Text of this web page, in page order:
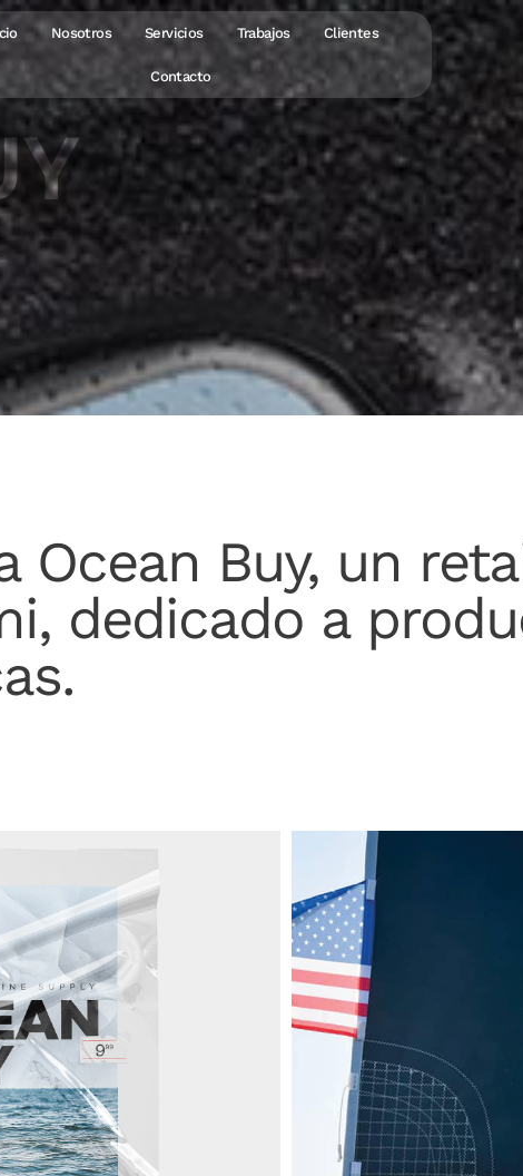
Nosotros Servicios Trabajos Clientes
Contacto
Ocean Buy, un
dedicado a